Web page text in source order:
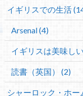
イギリスでの生活
Arsenal (4)
イギリスは美味し
読書（英国） (2)
シャーロック・ホー